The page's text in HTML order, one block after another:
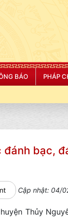
BÁO PHÁP
đánh bạc,
Cập nhật: 04/
Thủy